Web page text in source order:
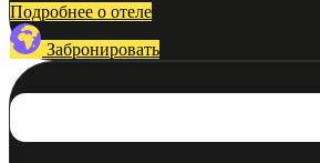
Подробнее о отеле
Забронировать